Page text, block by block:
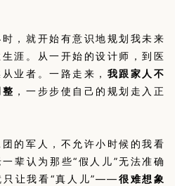
，就开始有意识地规划我未来
涯。从一开始的设计师，到医
业者。一路走来， 我跟家人不
，一步步使自己的规划走入正
的军人，不允许小时候的我看
辈认为那些“假人儿”无法准确
只让我看“真人儿”——很难想象